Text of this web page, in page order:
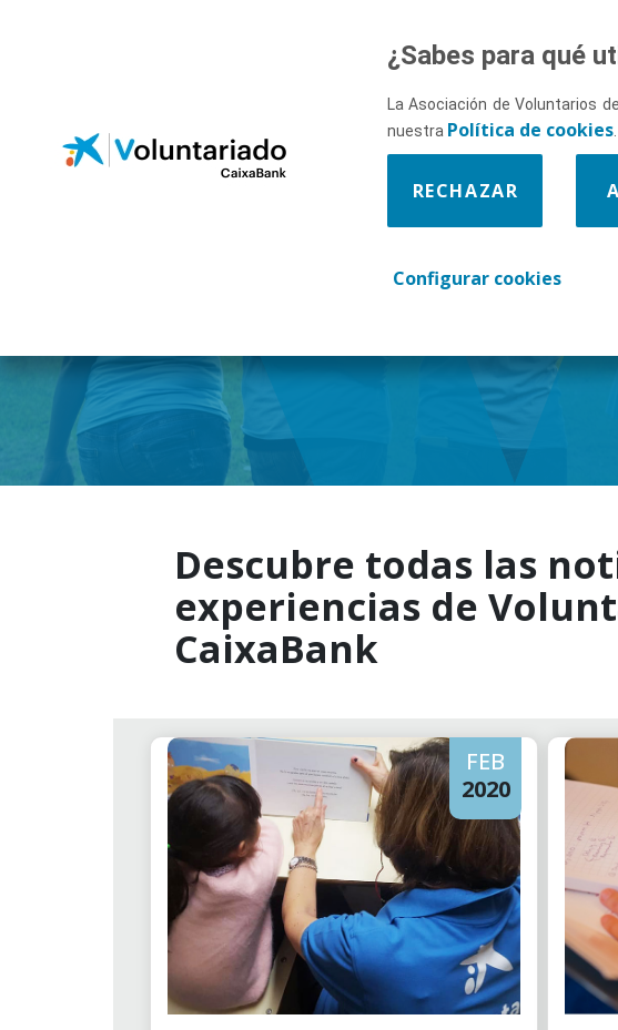
Descúbrenos
Descubre todas las
experiencias de
CaixaBank
FEB
2020
¿Sabes para qué
La Asociación de Voluntarios
nuestra Política de cookies.
RECHAZAR
Configurar cookies